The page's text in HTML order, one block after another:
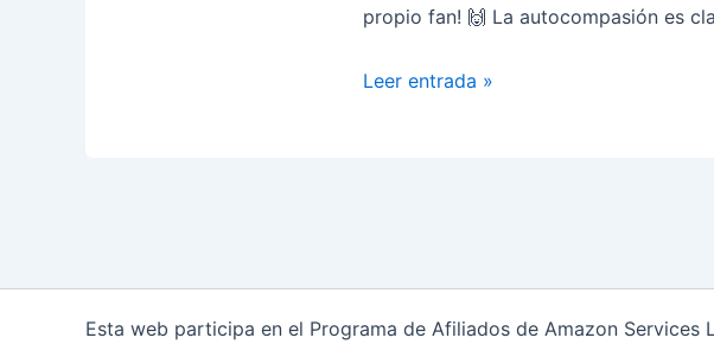
propio fan! 🙌 La autocompasión es
Cómo
Psicológicas
para
Leer entrada »
Esta web participa en el Programa de Afiliados de Amazon